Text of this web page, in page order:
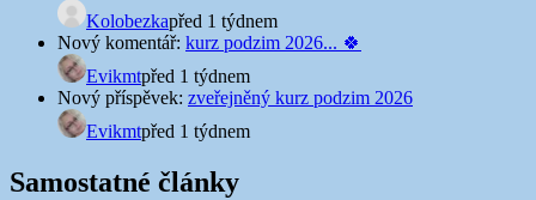
Kolobezkapřed 1 týdnem
Nový komentář: kurz podzim 2026... 🍀
Evikmtpřed 1 týdnem
Nový příspěvek: zveřejněný kurz podzim 2026
Evikmtpřed 1 týdnem
Samostatné články